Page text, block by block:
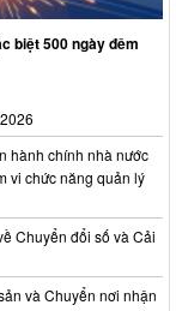
biệt 500 ngày đêm
hành chính nhà nước
vi chức năng quản lý
Chuyển đổi số và Cải
và Chuyển nơi nhận